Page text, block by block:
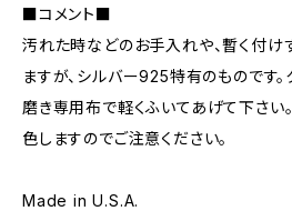
■コメント■
汚れた時などのお手入れや、暫く付け
ますが、シルバー925特有のものです
磨き専用布で軽くふいてあげて下さい
色しますのでご注意ください。
Made in U.S.A.